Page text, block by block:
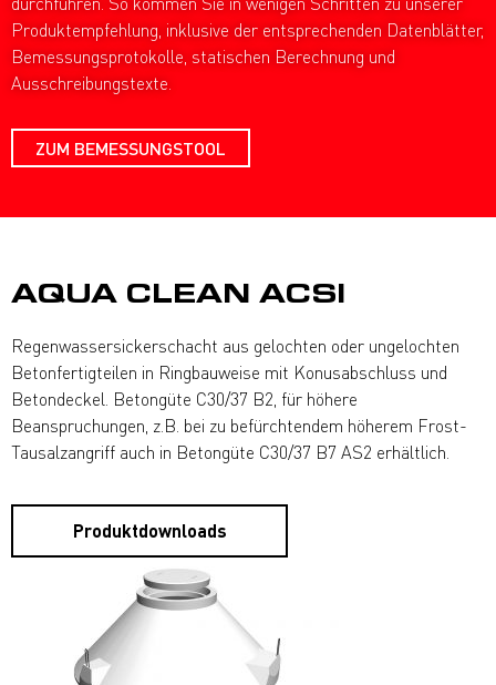
Produktempfehlung, inklusive der entsprechenden Datenblätter,
Bemessungsprotokolle, statischen Berechnung und
Ausschreibungstexte.
ZUM BEMESSUNGSTOOL
AQUA CLEAN ACSI
Regenwassersickerschacht aus gelochten oder ungelochten
Betonfertigteilen in Ringbauweise mit Konusabschluss und
Betondeckel. Betongüte C30/37 B2, für höhere
Beanspruchungen, z.B. bei zu befürchtendem höherem Frost-
Tausalzangriff auch in Betongüte C30/37 B7 AS2 erhältlich.
Produktdownloads